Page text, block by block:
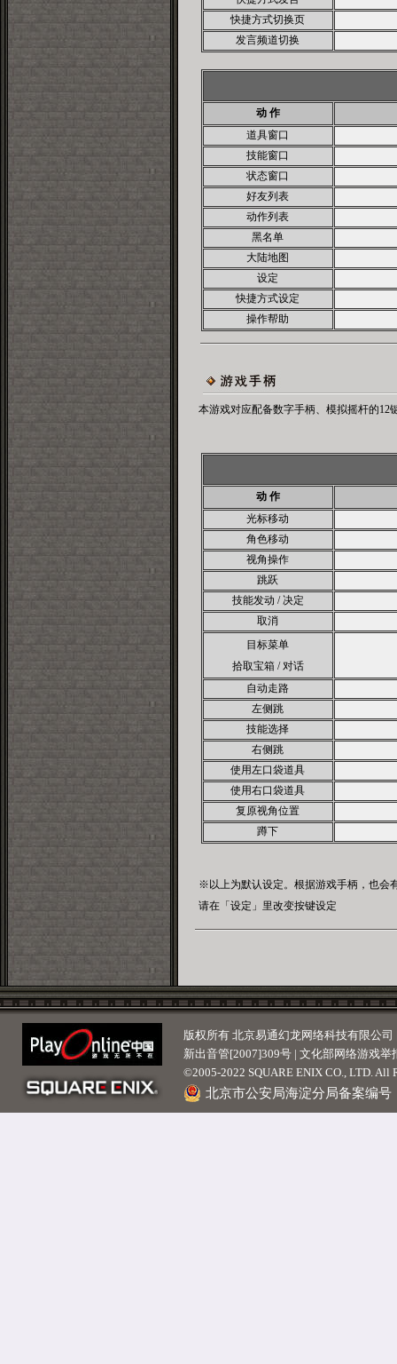
版权所有 北京易通幻龙网络科技有限公
新出音管[2007]309号 | 文化部网络游戏
©2005-2022 SQUARE ENIX CO., LTD. All
北京市公安局海淀分局备案编号